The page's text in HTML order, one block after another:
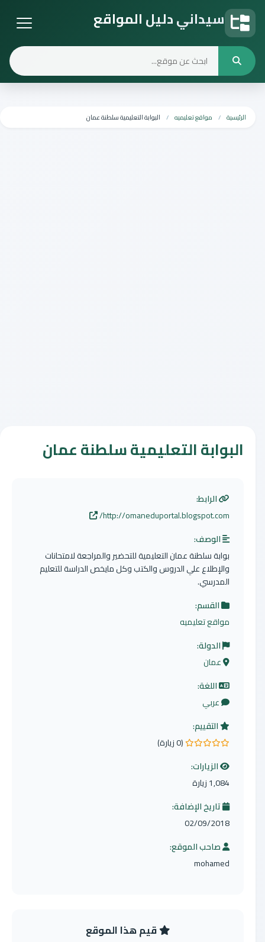
سيداني دليل المواقع
الرئيسية مواقع تعليميه البوابة التعليمية سلطنة عمان
البوابة التعليمية سلطنة عمان
الرابط:
http://omaneduportal.blogspot.com/
الوصف:
بوابة سلطنة عمان التعليمية للتحضير والمراجعة لامتحانات
والإطلاع علي الدروس والكتب وكل مايخص الدراسة للتعليم
المدرسي.
القسم:
مواقع تعليميه
الدولة:
عمان
اللغة:
عربي
التقييم:
0.0 من 5 نجوم
(0 زيارة)
الزيارات:
1,084 زيارة
تاريخ الإضافة:
02/09/2018
صاحب الموقع:
mohamed
قيم هذا الموقع